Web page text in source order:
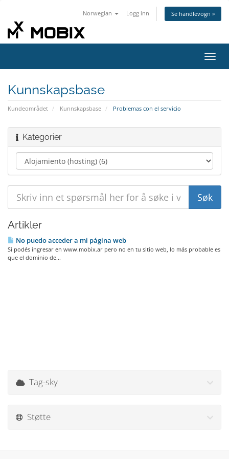
Norwegian Logg inn Se handlevogn »
Bytt
Kunnskapsbase
Kundeområdet Kunnskapsbase Problemas con el servicio
Kategorier
Artikler
No puedo acceder a mi página web
Si podés ingresar en www.mobix.ar pero no en tu sitio web, lo más probable es
que el dominio de...
Tag-sky
Støtte